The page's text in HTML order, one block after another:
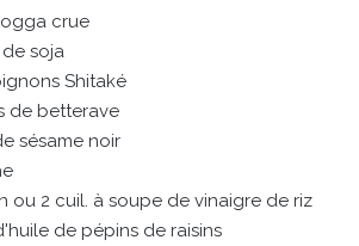
crue
soja
Shitaké
de betterave
sésame noir
ou 2 cuil. à soupe de vinaigre de riz
de pépins de raisins